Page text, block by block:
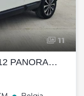
11
NISSAN QASHQAI 1.5DCI 2012 PANORAMA NAVIGATIE